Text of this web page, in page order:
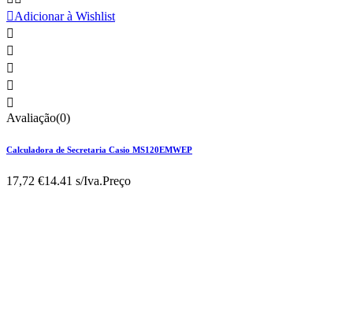
Adicionar à Wishlist





Avaliação(0)
Calculadora de Secretaria Casio MS120EMWEP
17,72 €14.41 s/Iva.Preço